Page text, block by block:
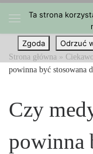
Przejdź do treści
Strona główna »
powinna być stosowana
Czy
powinna
Ta strona
Zgoda
Odrzuć